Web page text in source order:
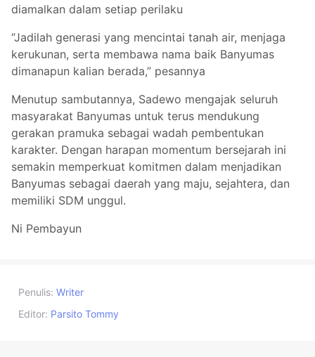
diamalkan dalam setiap perilaku
‘’Jadilah generasi yang mencintai tanah air, menjaga
kerukunan, serta membawa nama baik Banyumas
dimanapun kalian berada,’’ pesannya
Menutup sambutannya, Sadewo mengajak seluruh
masyarakat Banyumas untuk terus mendukung
gerakan pramuka sebagai wadah pembentukan
karakter. Dengan harapan momentum bersejarah ini
semakin memperkuat komitmen dalam menjadikan
Banyumas sebagai daerah yang maju, sejahtera, dan
memiliki SDM unggul.
Ni Pembayun
Penulis: Writer
Editor: Parsito Tommy